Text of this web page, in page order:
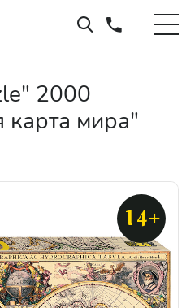
2000
карта мира"
14+